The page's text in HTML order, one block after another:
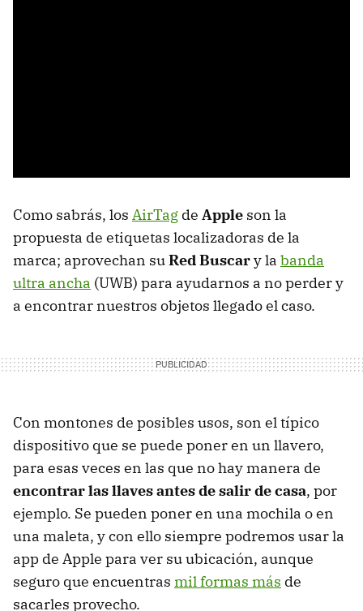
Como sabrás, los AirTag de Apple son la
propuesta de etiquetas localizadoras de la
marca; aprovechan suRed Buscary la banda
ultra ancha (UWB) para ayudarnos a no perder y
a encontrar nuestros objetos llegado el caso.
Con montones de posibles usos, son el típico
dispositivo que se puede poner en un llavero,
para esas veces en las que no hay manera de
encontrar las llaves antes de salir de casa, por
ejemplo. Se pueden poner en una mochila o en
una maleta, y con ello siempre podremos usar la
app de Apple para ver su ubicación, aunque
seguro que encuentras mil formas más de
sacarles provecho.